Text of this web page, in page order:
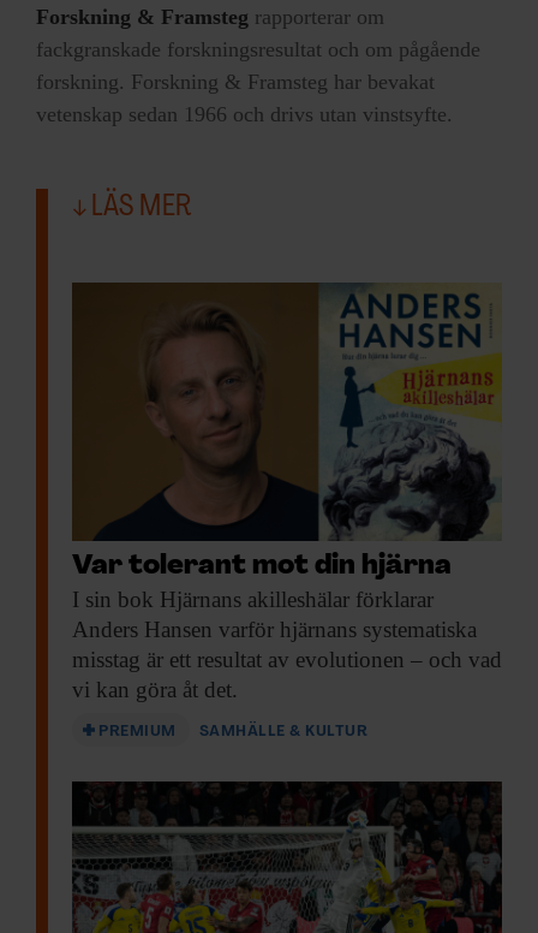
Forskning & Framsteg rapporterar om
fackgranskade forskningsresultat och om pågående
forskning. Forskning & Framsteg har bevakat
vetenskap sedan 1966 och drivs utan vinstsyfte.
LÄS MER
Var tolerant mot din hjärna
I sin bok Hjärnans akilleshälar förklarar
Anders Hansen varför hjärnans systematiska
misstag är ett resultat av evolutionen – och vad
vi kan göra åt det.
PREMIUM SAMHÄLLE & KULTUR